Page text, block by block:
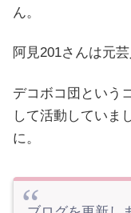
ん。
阿見201さんは元芸
デコボコ団という
して活動していま
に。